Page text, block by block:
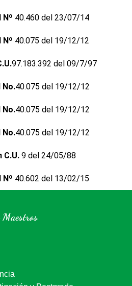
40.460 del 23/07/14
40.075 del 19/12/12
97.183.392 del 09/7/97
No.40.075 del 19/12/12
No.40.075 del 19/12/12
No.40.075 del 19/12/12
C.U. 9 del 24/05/88
40.602 del 13/02/15